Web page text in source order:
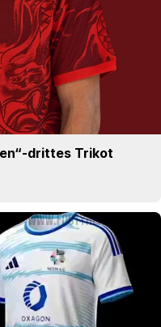
drittes Trikot